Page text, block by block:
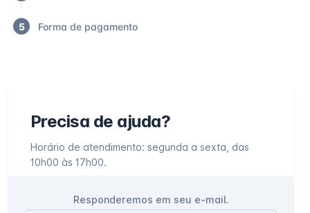
5 Forma de pagamento
Precisa de ajuda?
Horário de atendimento: segunda a sexta, das
10h00 às 17h00.
Responderemos em seu e-mail.